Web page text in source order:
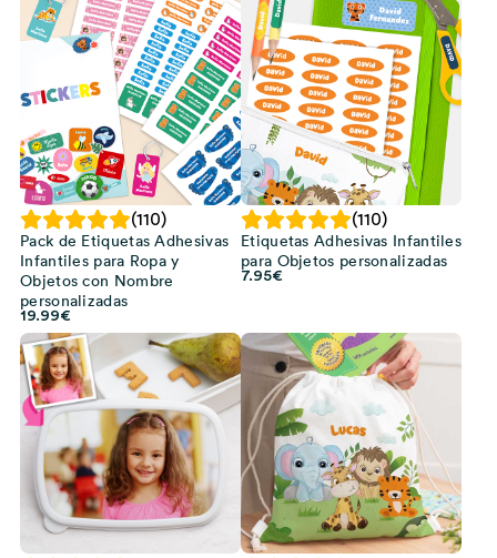
(110)
Pack de Etiquetas Adhesivas
Infantiles para Ropa y
Objetos con Nombre
personalizadas
19.99€
(110)
Etiquetas Adhesivas Infantiles
para Objetos personalizadas
7.95€